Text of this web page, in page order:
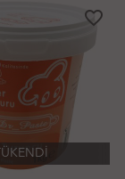
favorite_border
TÜKENDİ